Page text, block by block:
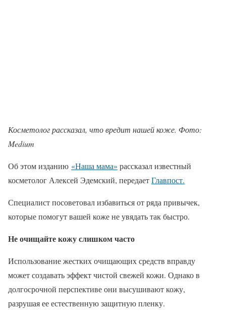
Косметолог рассказал, что вредит нашей коже. Фото:
Medium
Об этом изданию «Наша мама» рассказал известный
косметолог Алексей Эдемский, передаетГлавпост.
Специалист посоветовал избавиться от ряда привычек,
которые помогут вашей коже не увядать так быстро.
Не очищайте кожу слишком часто
Использование жестких очищающих средств вправду
может создавать эффект чистой свежей кожи. Однако в
долгосрочной перспективе они высушивают кожу,
разрушая ее естественную защитную пленку.